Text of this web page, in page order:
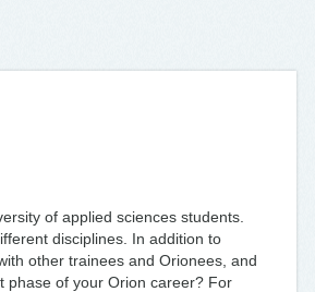
of applied sciences students.
disciplines. In addition to
other trainees and Orionees, and
phase of your Orion career? For